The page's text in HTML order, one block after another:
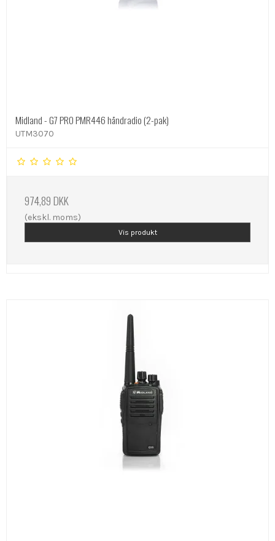
Midland - G7 PRO PMR446 håndradio (2-pak)
UTM3070
974,89 DKK
(ekskl. moms)
Vis produkt